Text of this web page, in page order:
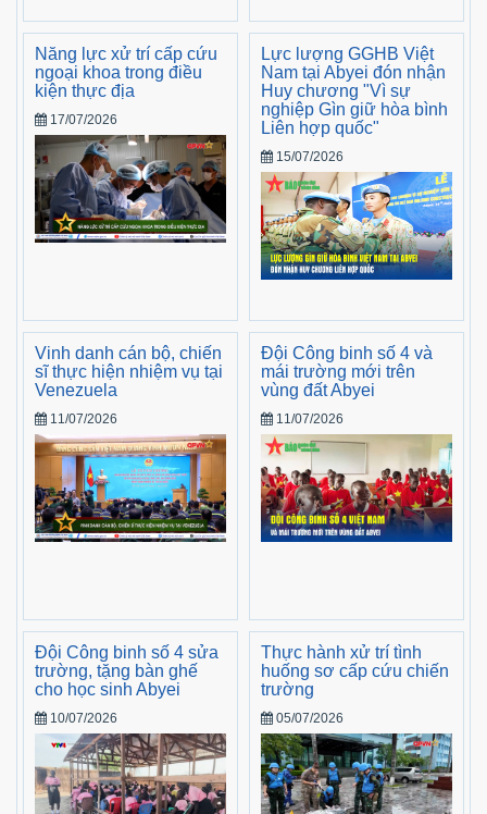
Năng lực xử trí cấp cứu
ngoại khoa trong điều
kiện thực địa
17/07/2026
Lực lượng GGHB Việt
Nam tại Abyei đón nhận
Huy chương "Vì sự
nghiệp Gìn giữ hòa bình
Liên hợp quốc"
15/07/2026
Vinh danh cán bộ, chiến
sĩ thực hiện nhiệm vụ tại
Venezuela
11/07/2026
Đội Công binh số 4 và
mái trường mới trên
vùng đất Abyei
11/07/2026
Đội Công binh số 4 sửa
trường, tặng bàn ghế
cho học sinh Abyei
10/07/2026
Thực hành xử trí tình
huống sơ cấp cứu chiến
trường
05/07/2026